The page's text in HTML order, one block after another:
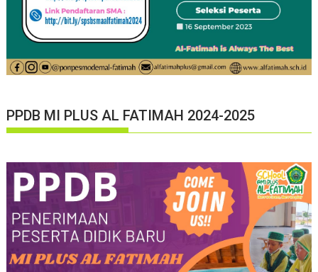
PPDB MI PLUS AL FATIMAH 2024-2025